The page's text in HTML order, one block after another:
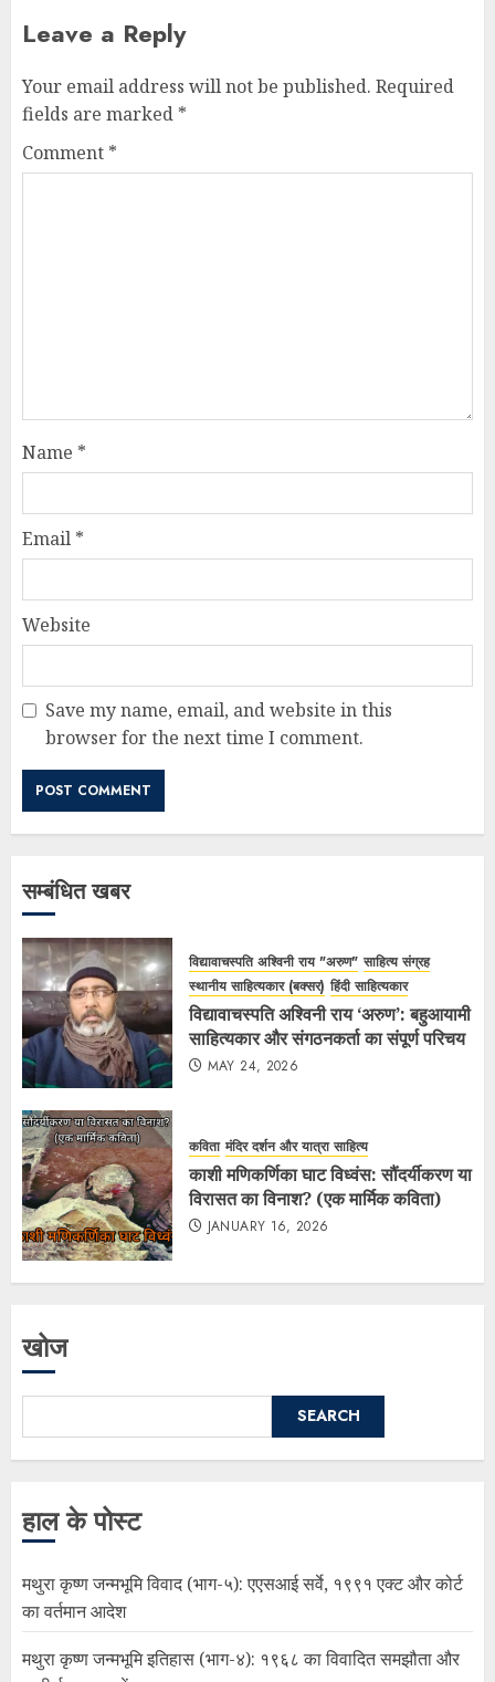
Leave a Reply
Your email address will not be published. Required
fields are marked *
Comment *
Name *
Email *
Website
Save my name, email, and website in this
browser for the next time I comment.
सम्बंधित खबर
विद्यावाचस्पति अश्विनी राय "अरुण" साहित्य संग्रह
स्थानीय साहित्यकार (बक्सर) हिंदी साहित्यकार
विद्यावाचस्पति अश्विनी राय ‘अरुण’: बहुआयामी
साहित्यकार और संगठनकर्ता का संपूर्ण परिचय
MAY 24, 2026
कविता मंदिर दर्शन और यात्रा साहित्य
काशी मणिकर्णिका घाट विध्वंस: सौंदर्यीकरण या
विरासत का विनाश? (एक मार्मिक कविता)
JANUARY 16, 2026
खोज
SEARCH
हाल के पोस्ट
मथुरा कृष्ण जन्मभूमि विवाद (भाग-५): एएसआई सर्वे, १९९१ एक्ट और कोर्ट
का वर्तमान आदेश
मथुरा कृष्ण जन्मभूमि इतिहास (भाग-४): १९६८ का विवादित समझौता और